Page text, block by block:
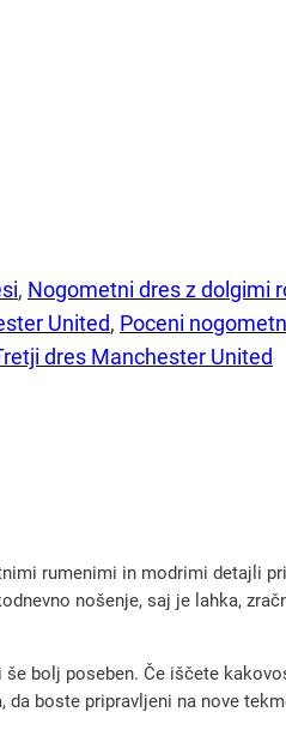
, Nogometni dres z dolgimi
United, Poceni
dres Manchester United
rumenimi in modrimi detajli
nošenje, saj je lahka,
bolj poseben. Če iščete
boste pripravljeni na nove